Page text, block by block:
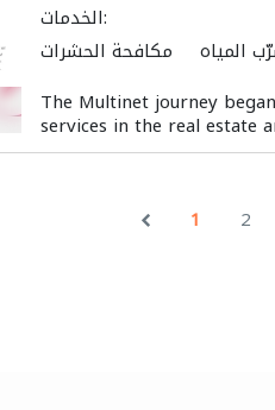
الخدمات:
مكافحة الحشرات
المياه
الصيانة الكهربائية الدهان
الأثاث المكتبي والنجارة
The Multinet journey
services in the real estate
1 2